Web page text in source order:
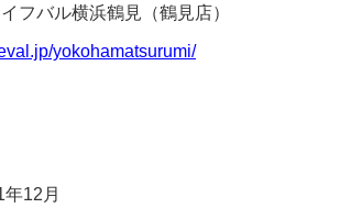
フバル横浜鶴見（鶴見店）
yokohamatsurumi/
年12月